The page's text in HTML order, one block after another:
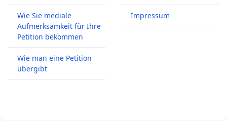
Wie Sie mediale
Aufmerksamkeit für Ihre
Petition bekommen
Wie man eine Petition
übergibt
Impressum